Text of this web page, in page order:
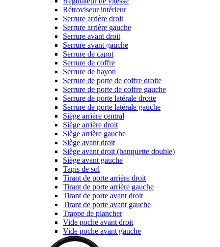
Rétroviseur intérieur
Serrure arrière droit
Serrure arrière gauche
Serrure avant droit
Serrure avant gauche
Serrure de capot
Serrure de coffre
Serrure de hayon
Serrure de porte de coffre droite
Serrure de porte de coffre gauche
Serrure de porte latérale droite
Serrure de porte latérale gauche
Siège arrière central
Siège arrière droit
Siège arrière gauche
Siège avant droit
Siège avant droit (banquette double)
Siège avant gauche
Tapis de sol
Tirant de porte arrière droit
Tirant de porte arrière gauche
Tirant de porte avant droit
Tirant de porte avant gauche
Trappe de plancher
Vide poche avant droit
Vide poche avant gauche